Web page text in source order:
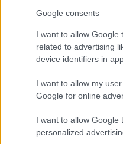
Google consents
I want to allow Google
related to advertising
device identifiers in
I want to allow my
Google for online
I want to allow Google
personalized
09·08·2026 09:30
Οι 5 ασκήσεις που
με δύναμη και
ιδανικό πρόγραμμα